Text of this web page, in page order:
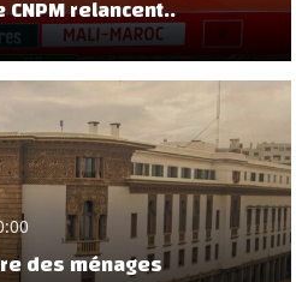
CNPM relancent..
des ménages